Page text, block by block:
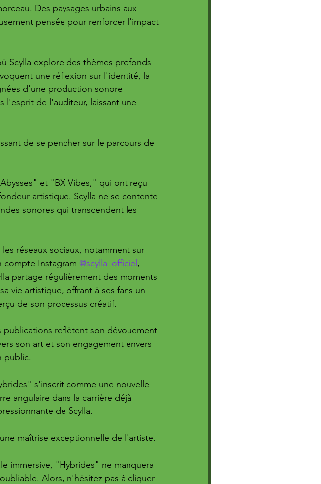
Des paysages urbains aux
pensée pour renforcer l'impact
Scylla explore des thèmes profonds
une réflexion sur l'identité, la
d'une production sonore
l'esprit de l'auditeur, laissant une
de se pencher sur le parcours de
et "BX Vibes," qui ont reçu
artistique. Scylla ne se contente
sonores qui transcendent les
les réseaux sociaux, notamment sur
compte Instagram @scylla_officiel,
partage régulièrement des moments
vie artistique, offrant à ses fans un
de son processus créatif.
publications reflètent son dévouement
son art et son engagement envers
public.
s'inscrit comme une nouvelle
angulaire dans la carrière déjà
de Scylla.
maîtrise exceptionnelle de l'artiste.
immersive, "Hybrides" ne manquera
Alors, n'hésitez pas à cliquer